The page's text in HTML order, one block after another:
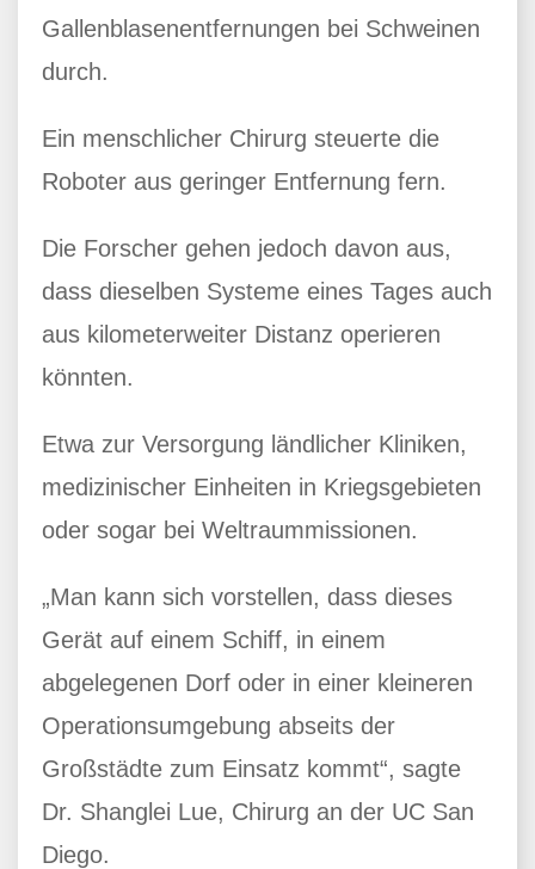
Gallenblasenentfernungen bei Schweinen
durch.
Ein menschlicher Chirurg steuerte die
Roboter aus geringer Entfernung fern.
Die Forscher gehen jedoch davon aus,
dass dieselben Systeme eines Tages auch
aus kilometerweiter Distanz operieren
könnten.
Etwa zur Versorgung ländlicher Kliniken,
medizinischer Einheiten in Kriegsgebieten
oder sogar bei Weltraummissionen.
„Man kann sich vorstellen, dass dieses
Gerät auf einem Schiff, in einem
abgelegenen Dorf oder in einer kleineren
Operationsumgebung abseits der
Großstädte zum Einsatz kommt“, sagte
Dr. Shanglei Lue, Chirurg an der UC San
Diego.